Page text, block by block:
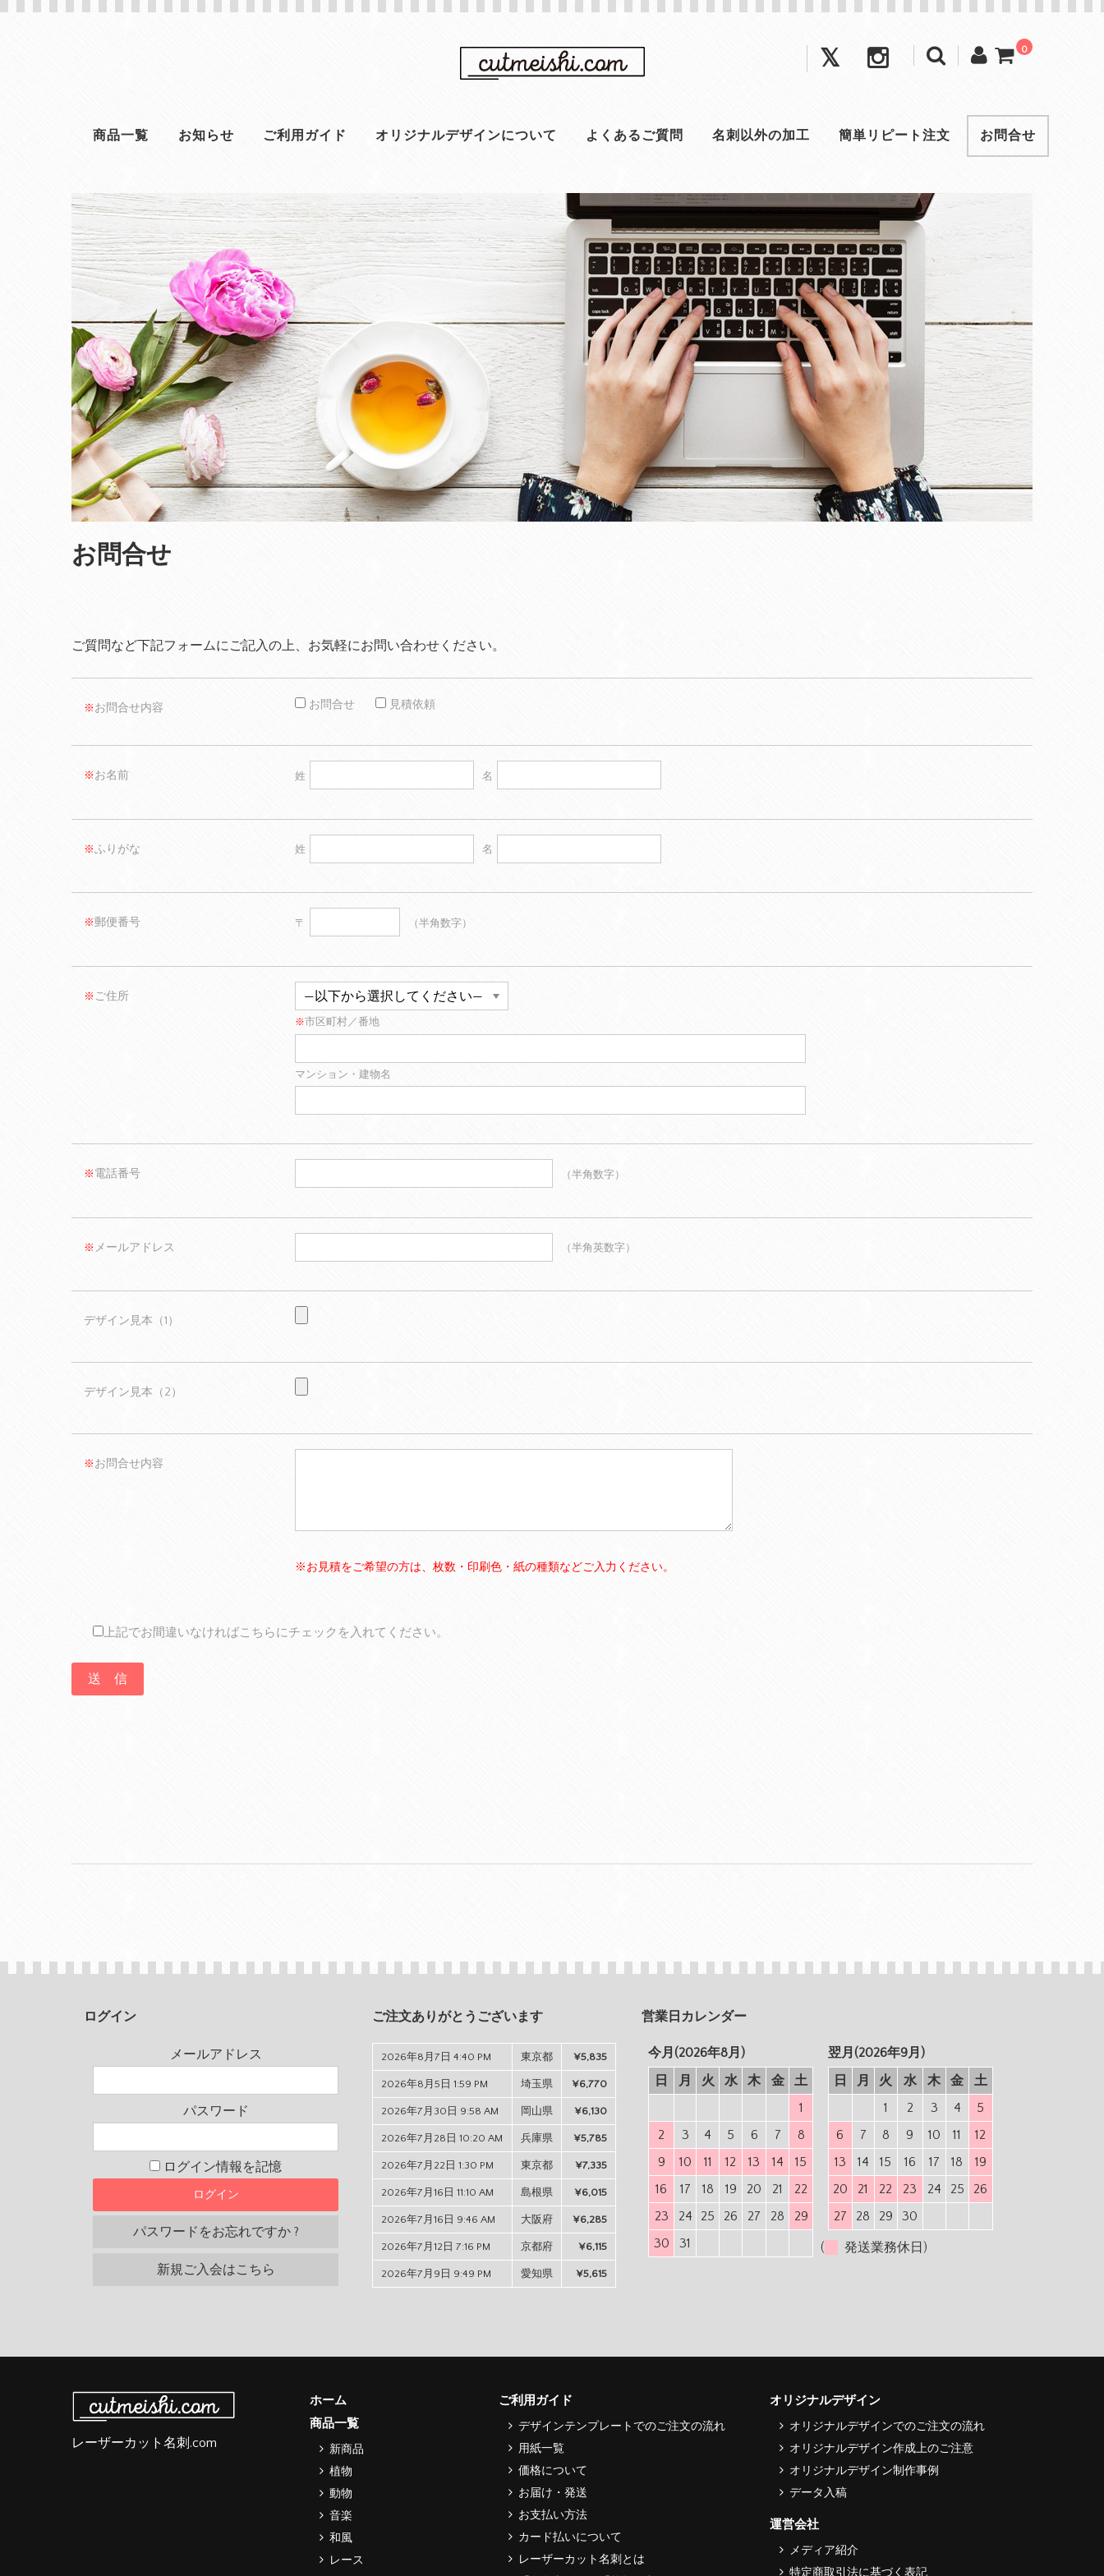
0
商品一覧 お知らせ ご利用ガイド オリジナルデザインについて よくあるご質問 名刺以外の加工 簡単リピート注文 お問合せ
お問合せ
ご質問など下記フォームにご記入の上、お気軽にお問い合わせください。
※ お問合せ内容 お問合せ 見積依頼
※ お名前 姓 名
※ふりがな 姓 名
※郵便番号 〒 （半角数字）
※ ご住所
※市区町村／番地
マンション・建物名
※ 電話番号 （半角数字）
※ メールアドレス （半角英数字）
デザイン見本（1）
デザイン見本（2）
※ お問合せ内容
※お見積をご希望の方は、枚数・印刷色・紙の種類などご入力ください。
上記でお間違いなければこちらにチェックを入れてください。
ログイン
メールアドレス
パスワード
ログイン情報を記憶
パスワードをお忘れですか ?
新規ご入会はこちら
ご注文ありがとうございます
2026年8月7日 4:40 PM 東京都 ¥5,835
2026年8月5日 1:59 PM 埼玉県 ¥6,770
2026年7月30日 9:58 AM 岡山県 ¥6,130
2026年7月28日 10:20 AM 兵庫県 ¥5,785
2026年7月22日 1:30 PM 東京都 ¥7,335
2026年7月16日 11:10 AM 島根県 ¥6,015
2026年7月16日 9:46 AM 大阪府 ¥6,285
2026年7月12日 7:16 PM 京都府 ¥6,115
2026年7月9日 9:49 PM 愛知県 ¥5,615
営業日カレンダー
今月(2026年8月)
日
月 火 水 木 金
土
1
2
3 4 5 6 7
8
9
10 11 12 13 14
15
16
17 18 19 20 21
22
23
24 25 26 27 28
29
30
31
翌月(2026年9月)
日
月 火 水 木 金
土
1
2 3 4
5
6
7 8 9 10 11
12
13
14 15 16 17 18
19
20
21 22 23 24 25
26
27
28 29 30
( 発送業務休日)
レーザーカット名刺.com
ホーム
商品一覧
新商品
植物
動物
音楽
和風
レース
ご利用ガイド
デザインテンプレートでのご注文の流れ
用紙一覧
価格について
お届け・発送
お支払い方法
カード払いについて
レーザーカット名刺とは
オリジナルデザイン
オリジナルデザインでのご注文の流れ
オリジナルデザイン作成上のご注意
オリジナルデザイン制作事例
データ入稿
運営会社
メディア紹介
特定商取引法に基づく表記